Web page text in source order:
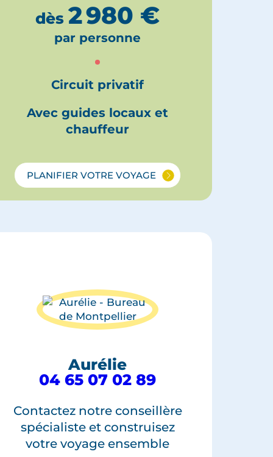
dès 2 980 €
par personne
Circuit privatif
Avec guides locaux et
chauffeur
PLANIFIER VOTRE VOYAGE
Aurélie
04 65 07 02 89
Contactez notre conseillère
spécialiste et construisez
votre voyage ensemble